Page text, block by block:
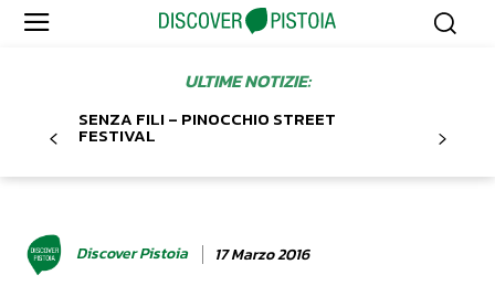
ULTIME NOTIZIE:
SENZA FILI – PINOCCHIO STREET
FESTIVAL
Discover Pistoia 17 Marzo 2016